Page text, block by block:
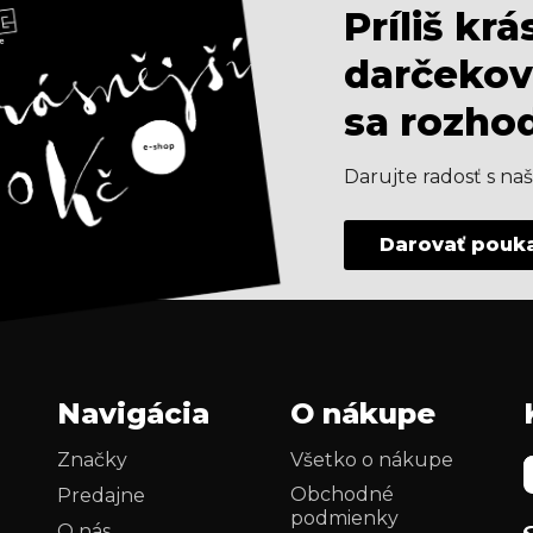
Príliš
sa
Darujte radosť s
Darovať
Navigácia
Značky
Predajne
O nákupe
Všetko o nákupe
Obchodné
podmienky